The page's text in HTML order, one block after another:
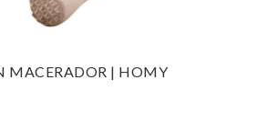
MACERADOR | HOMY